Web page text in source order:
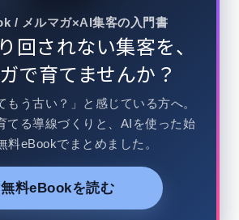
/ メルマガ×AI集客の入門書
回されない集客を、
で育てませんか？
もう古い？」と感じている方へ。
てる導線づくりと、AIを使った始
料eBookでまとめました。
無料eBookを読む